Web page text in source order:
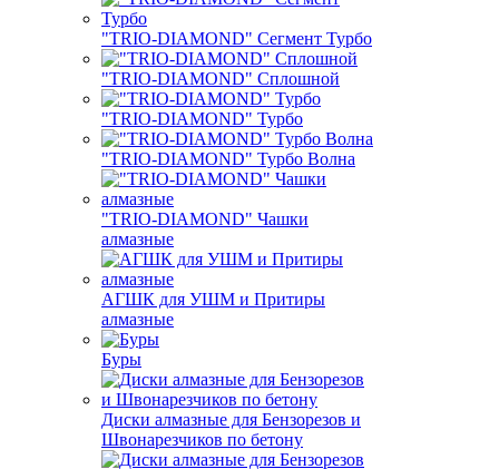
"TRIO-DIAMOND" Сегмент Турбо
"TRIO-DIAMOND" Сплошной
"TRIO-DIAMOND" Турбо
"TRIO-DIAMOND" Турбо Волна
"TRIO-DIAMOND" Чашки
алмазные
АГШК для УШМ и Притиры
алмазные
Буры
Диски алмазные для Бензорезов и
Швонарезчиков по бетону